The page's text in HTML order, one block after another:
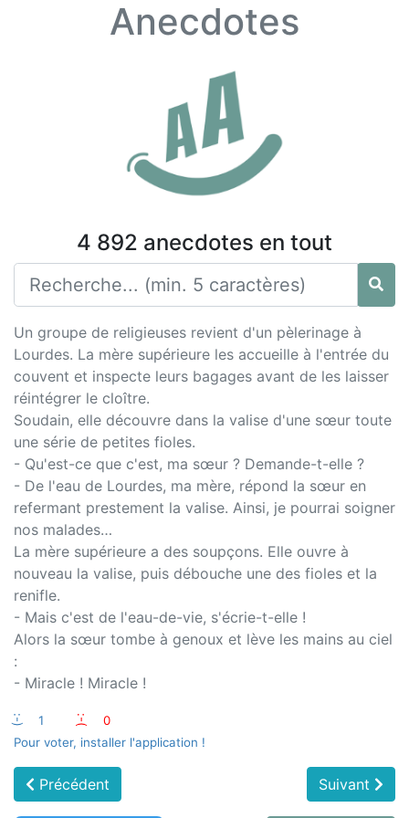
Anecdotes
4 892 anecdotes en tout
Un groupe de religieuses revient d'un pèlerinage à
Lourdes. La mère supérieure les accueille à l'entrée du
couvent et inspecte leurs bagages avant de les laisser
réintégrer le cloître.
Soudain, elle découvre dans la valise d'une sœur toute
une série de petites fioles.
- Qu'est-ce que c'est, ma sœur ? Demande-t-elle ?
- De l'eau de Lourdes, ma mère, répond la sœur en
refermant prestement la valise. Ainsi, je pourrai soigner
nos malades…
La mère supérieure a des soupçons. Elle ouvre à
nouveau la valise, puis débouche une des fioles et la
renifle.
- Mais c'est de l'eau-de-vie, s'écrie-t-elle !
Alors la sœur tombe à genoux et lève les mains au ciel
:
- Miracle ! Miracle !
:-) 1 :-(
0
Pour voter, installer l'application !
Précédent Suivant